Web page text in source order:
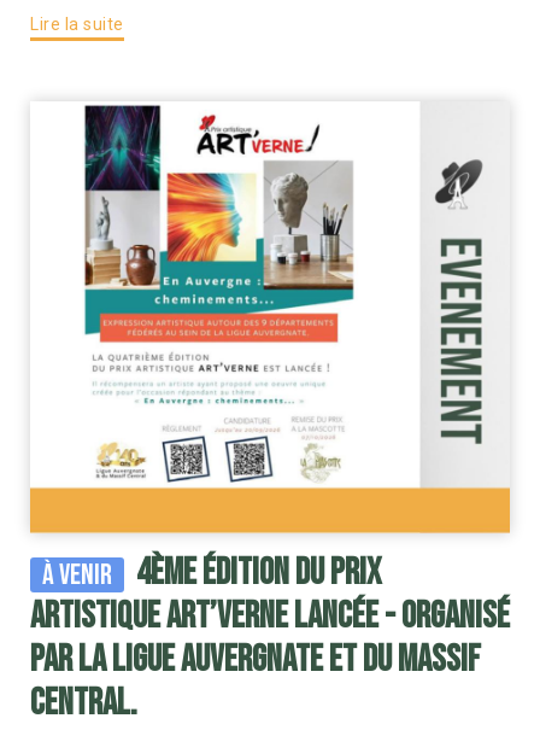
Lire la suite
À venir
4ème édition du Prix
artistique ART’VERNE lancée - organisé
par la Ligue Auvergnate et du Massif
Central.